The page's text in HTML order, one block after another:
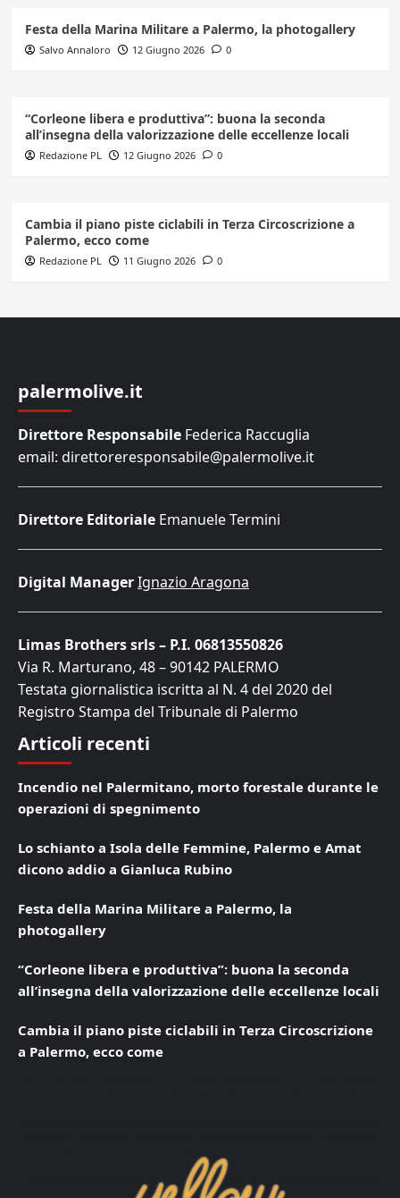
Festa della Marina Militare a Palermo, la photogallery
Salvo Annaloro 12 Giugno 2026 0
“Corleone libera e produttiva”: buona la seconda
all’insegna della valorizzazione delle eccellenze locali
Redazione PL 12 Giugno 2026 0
Cambia il piano piste ciclabili in Terza Circoscrizione a
Palermo, ecco come
Redazione PL 11 Giugno 2026 0
palermolive.it
Direttore Responsabile Federica Raccuglia
email: direttoreresponsabile@palermolive.it
Direttore Editoriale Emanuele Termini
Digital ManagerIgnazio Aragona
Limas Brothers srls – P.I. 06813550826
Via R. Marturano, 48 – 90142 PALERMO
Testata giornalistica iscritta al N. 4 del 2020 del
Registro Stampa del Tribunale di Palermo
Articoli recenti
Incendio nel Palermitano, morto forestale durante le
operazioni di spegnimento
Lo schianto a Isola delle Femmine, Palermo e Amat
dicono addio a Gianluca Rubino
Festa della Marina Militare a Palermo, la
photogallery
“Corleone libera e produttiva”: buona la seconda
all’insegna della valorizzazione delle eccellenze locali
Cambia il piano piste ciclabili in Terza Circoscrizione
a Palermo, ecco come